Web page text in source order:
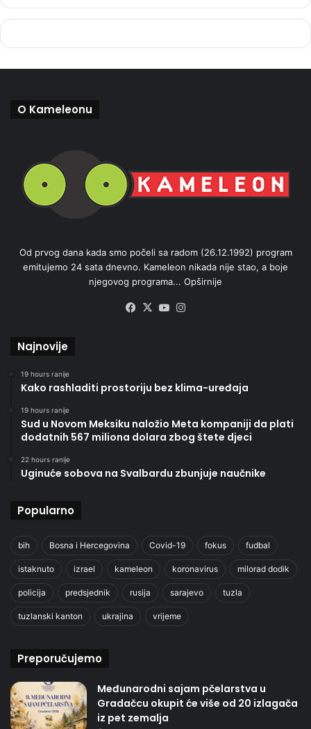
O Kameleonu
Od prvog dana kada smo počeli sa radom (26.12.1992) program
emitujemo 24 sata dnevno. Kameleon nikada nije stao, a boje
njegovog programa... Opširnije
Facebook
X YouTube
Najnovije
19 hours ranije
Kako rashladiti prostoriju bez klima-uređaja
19 hours ranije
Sud u Novom Meksiku naložio Meta kompaniji da plati
dodatnih 567 miliona dolara zbog štete djeci
22 hours ranije
Uginuće sobova na Svalbardu zbunjuje naučnike
Popularno
bih Bosna i Hercegovina Covid-19 fokus fudbal
istaknuto izrael kameleon koronavirus milorad dodik
policija predsjednik rusija sarajevo tuzla
tuzlanski kanton ukrajina vrijeme
Preporučujemo
Međunarodni sajam pčelarstva u
Gradačcu okupit će više od 20 izlagača
iz pet zemalja